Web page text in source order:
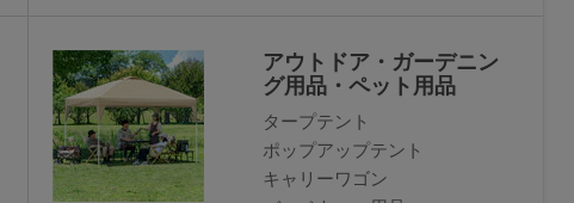
アウトドア・ガーデニン
グ用品・ペット用品
タープテント
ポップアップテント
キャリーワゴン